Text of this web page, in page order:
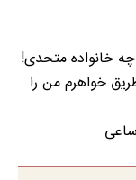
خانواده متحدی!
خواهرم من را